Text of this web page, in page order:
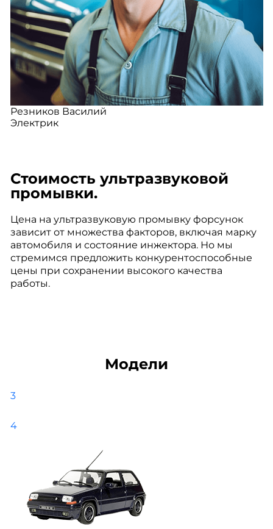
Резников Василий
Электрик
Стоимость ультразвуковой
промывки.
Цена на ультразвуковую промывку форсунок
зависит от множества факторов, включая марку
автомобиля и состояние инжектора. Но мы
стремимся предложить конкурентоспособные
цены при сохранении высокого качества
работы.
Модели
3
4